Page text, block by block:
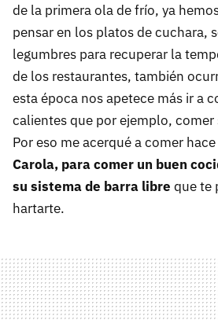
de la primera ola de frío, ya
pensar en los platos de cuchara,
legumbres para recuperar la
de los restaurantes, también
esta época nos apetece más ir a
calientes que por ejemplo, comer
Por eso me acerqué a comer
Carola, para comer un buen
su sistema de barra libre que te
hartarte.